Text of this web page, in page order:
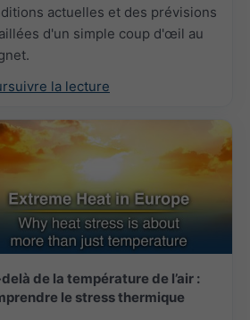
actuelles et des prévisions
d'un simple coup d'œil au
la lecture
de la température de l’air :
le stress thermique